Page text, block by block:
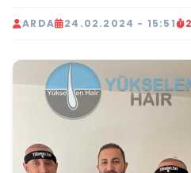
ARDA 24.02.2024 - 15:51